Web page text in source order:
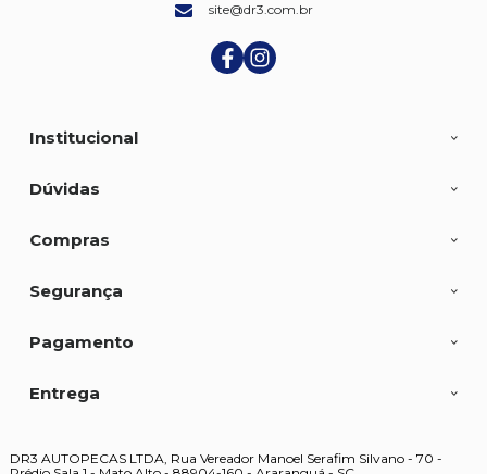
site@dr3.com.br
Institucional
Dúvidas
Compras
Segurança
Pagamento
Entrega
DR3 AUTOPECAS LTDA, Rua Vereador Manoel Serafim Silvano - 70 -